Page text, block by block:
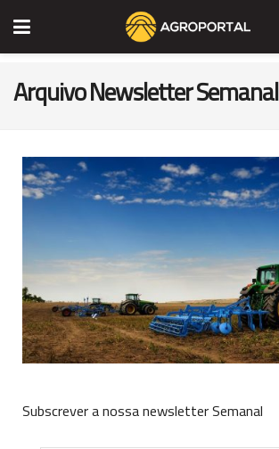
Arquivo Newsletter Semanal
Subscrever a nossa newsletter Semanal